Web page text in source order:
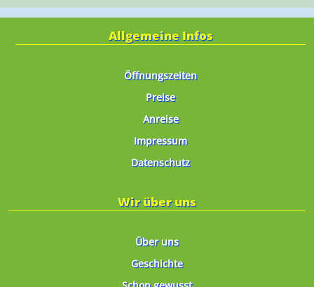
Allgemeine Infos
Öffnungszeiten
Preise
Anreise
Impressum
Datenschutz
Wir über uns
Über uns
Geschichte